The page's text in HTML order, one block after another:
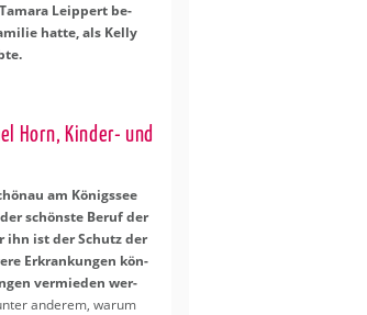
Leip­pert be­
hatte, als Kelly
Horn, Kin­der- und
am Kö­nigs­see
schöns­te Beruf der
ihn ist der Schutz der
Er­kran­kun­gen kön­
ver­mie­den wer­
an­de­rem, warum